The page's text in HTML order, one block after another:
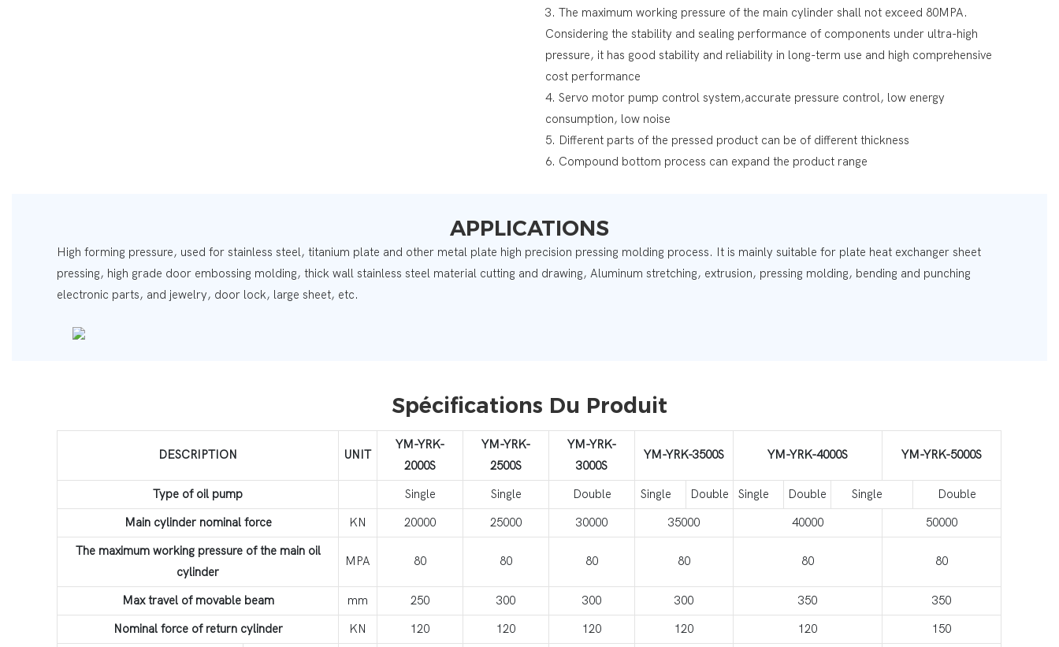
3. The maximum working pressure of the main cylinder shall not exceed 80MPA.
Considering the stability and sealing performance of components under ultra-high
pressure, it has good stability and reliability in long-term use and high comprehensive
cost performance
4. Servo motor pump control system,accurate pressure control, low energy
consumption, low noise
5. Different parts of the pressed product can be of different thickness
6. Compound bottom process can expand the product range
APPLICATIONS
High forming pressure, used for stainless steel, titanium plate and other metal plate high precision pressing molding process. It is mainly suitable for plate heat exchanger sheet
pressing, high grade door embossing molding, thick wall stainless steel material cutting and drawing, Aluminum stretching, extrusion, pressing molding, bending and punching
electronic parts, and jewelry, door lock, large sheet, etc.
Spécifications Du Produit
DESCRIPTION UNIT
YM-YRK-
2000S
YM-YRK-
2500S
YM-YRK-
3000S
YM-YRK-3500S YM-YRK-4000S YM-YRK-5000S
Type of oil pump Single Single Double Single Double Single Double Single
Double
Main cylinder nominal force
KN 20000 25000 30000 35000 40000
50000
The maximum working pressure of the main oil
cylinder
MPA 80 80 80 80 80 80
Max travel of movable beam mm 250 300 300 300 350
350
Nominal force of return cylinder
KN 120 120 120 120 120
150